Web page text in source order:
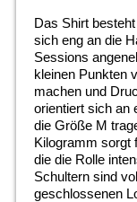
Das Shirt
sich eng an die
Sessions
kleinen Punkten
machen und
orientiert sich an
die Größe M
Kilogramm sorgt
die die Rolle
Schultern sind
geschlossenen